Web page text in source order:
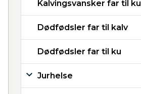
Kalvingsvansker far til ku
Dødfødsler far til kalv
Dødfødsler far til ku
Jurhelse